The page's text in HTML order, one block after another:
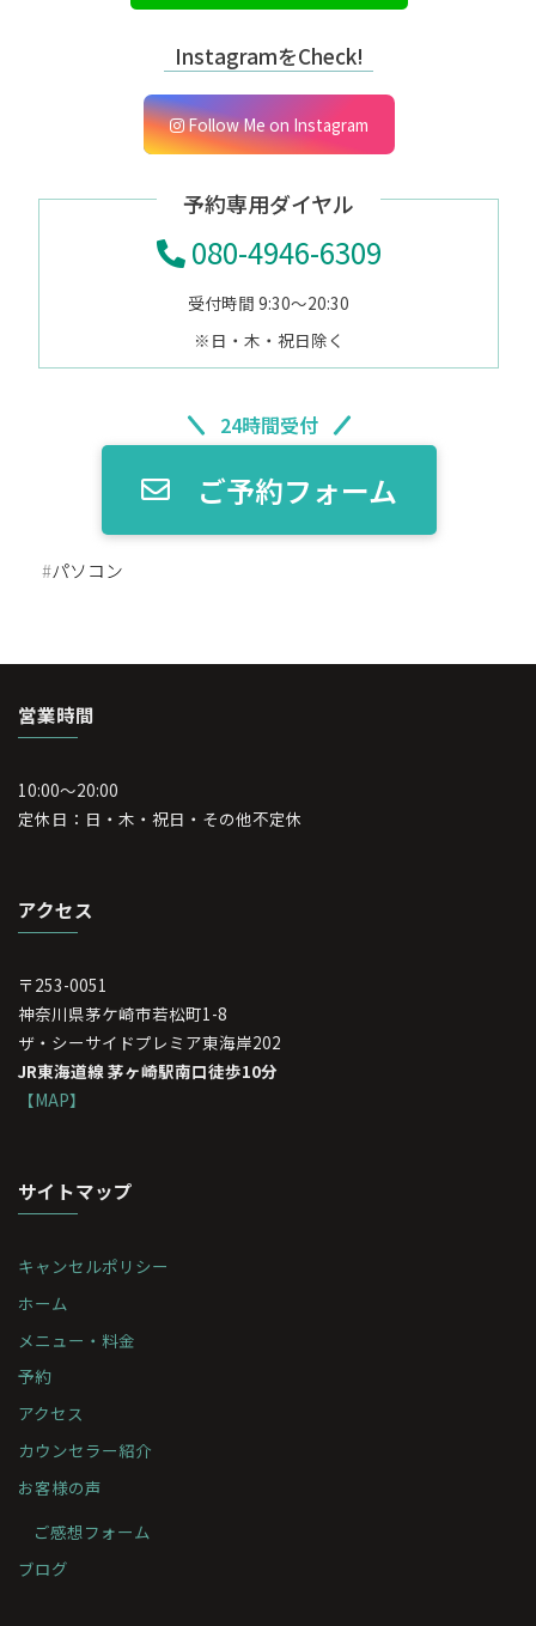
InstagramをCheck!
Follow Me on Instagram
予約専用ダイヤル
080-4946-6309
受付時間 9:30～20:30
※日・木・祝日除く
24時間受付
ご予約フォーム
#パソコン
営業時間
10:00～20:00
定休日：日・木・祝日・その他不定休
アクセス
〒253-0051
神奈川県茅ケ崎市若松町1-8
ザ・シーサイドプレミア東海岸202
JR東海道線 茅ヶ崎駅南口徒歩10分
【MAP】
サイトマップ
キャンセルポリシー
ホーム
メニュー・料金
予約
アクセス
カウンセラー紹介
お客様の声
ご感想フォーム
ブログ